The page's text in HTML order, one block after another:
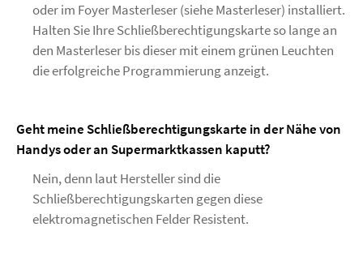
oder im Foyer Masterleser (siehe Masterleser) installiert.
Halten Sie Ihre Schließberechtigungskarte so lange an
den Masterleser bis dieser mit einem grünen Leuchten
die erfolgreiche Programmierung anzeigt.
Geht meine Schließberechtigungskarte in der Nähe von
Handys oder an Supermarktkassen kaputt?
Nein, denn laut Hersteller sind die
Schließberechtigungskarten gegen diese
elektromagnetischen Felder Resistent.